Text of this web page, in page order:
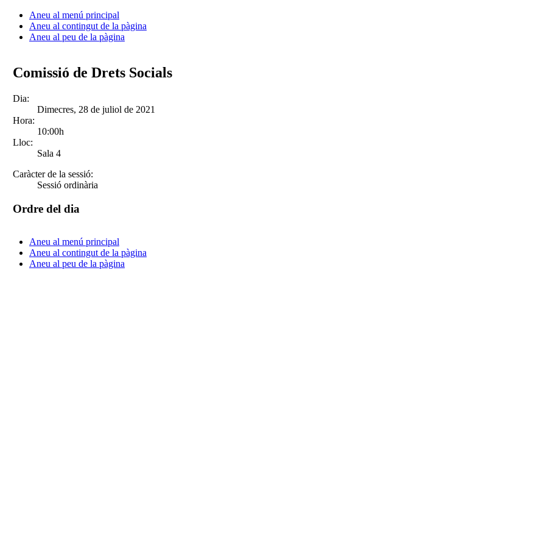
Aneu al menú principal
Aneu al contingut de la pàgina
Aneu al peu de la pàgina
Comissió de Drets Socials
Dia:
Dimecres, 28 de juliol de 2021
Hora:
10:00h
Lloc:
Sala 4
Caràcter de la sessió:
Sessió ordinària
Ordre del dia
Aneu al menú principal
Aneu al contingut de la pàgina
Aneu al peu de la pàgina